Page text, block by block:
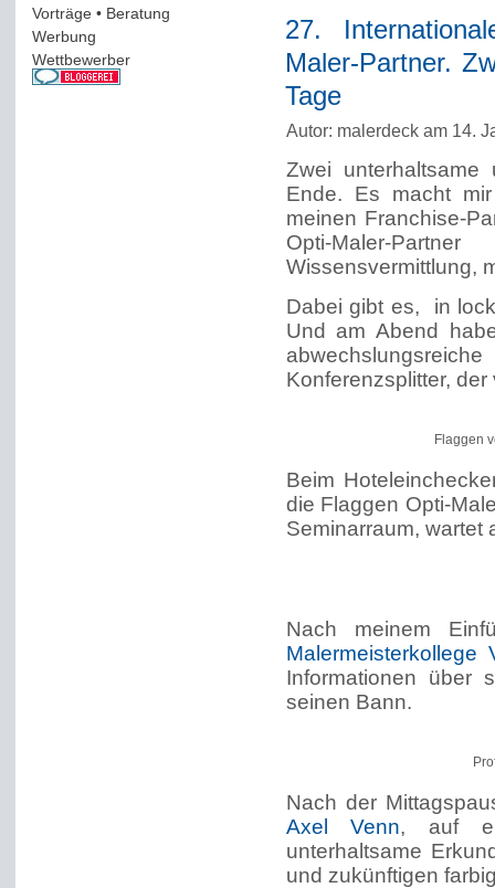
Vorträge • Beratung
Werbung
Wettbewerber(61)
27.
Maler-Partner.
Tage
Autor: malerdeck am 14.
Zwei
Ende. Es macht
meinen Franchise-
Opti-Maler-
Wissensvermittlung,
Dabei gibt es, in
Und am Abend
Konferenzsplitter,
Flaggen
Beim
die Flaggen Opti-
Seminarraum, wartet
Nach meinem
Malermeisterkollege
Informationen über
seinen Bann.
Nach der
Axel Venn, auf
unterhaltsame
und zukünftigen